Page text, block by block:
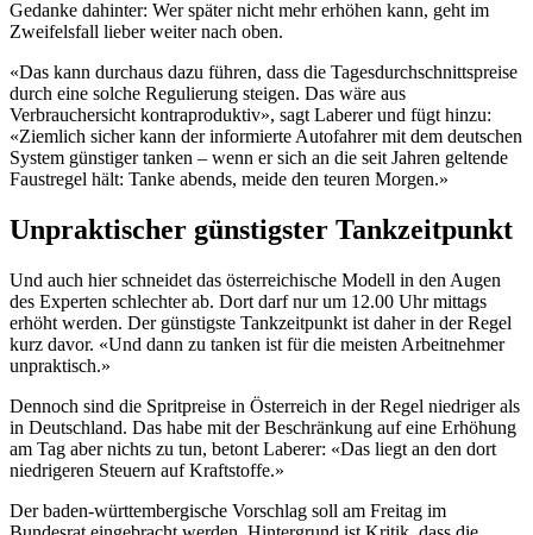
Gedanke dahinter: Wer später nicht mehr erhöhen kann, geht im
Zweifelsfall lieber weiter nach oben.
«Das kann durchaus dazu führen, dass die Tagesdurchschnittspreise
durch eine solche Regulierung steigen. Das wäre aus
Verbrauchersicht kontraproduktiv», sagt Laberer und fügt hinzu:
«Ziemlich sicher kann der informierte Autofahrer mit dem deutschen
System günstiger tanken – wenn er sich an die seit Jahren geltende
Faustregel hält: Tanke abends, meide den teuren Morgen.»
Unpraktischer günstigster Tankzeitpunkt
Und auch hier schneidet das österreichische Modell in den Augen
des Experten schlechter ab. Dort darf nur um 12.00 Uhr mittags
erhöht werden. Der günstigste Tankzeitpunkt ist daher in der Regel
kurz davor. «Und dann zu tanken ist für die meisten Arbeitnehmer
unpraktisch.»
Dennoch sind die Spritpreise in Österreich in der Regel niedriger als
in Deutschland. Das habe mit der Beschränkung auf eine Erhöhung
am Tag aber nichts zu tun, betont Laberer: «Das liegt an den dort
niedrigeren Steuern auf Kraftstoffe.»
Der baden-württembergische Vorschlag soll am Freitag im